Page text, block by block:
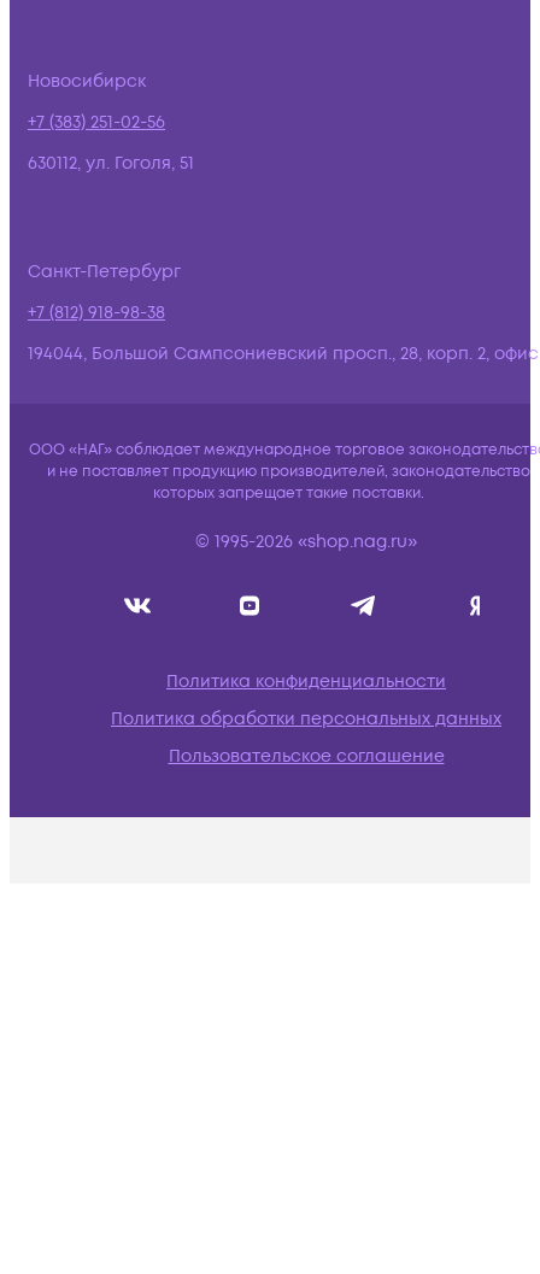
Новосибирск
+7 (383) 251-02-56
630112, ул. Гоголя, 51
Санкт-Петербург
+7 (812) 918-98-38
194044, Большой Сампсониевский просп., 28, корп. 2,
ООО «НАГ» соблюдает международное торговое
и не поставляет продукцию производителей, законодательство
которых запрещает такие поставки.
© 1995-2026 «shop.nag.ru»
Политика конфиденциальности
Политика обработки персональных данных
Пользовательское соглашение